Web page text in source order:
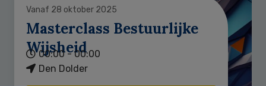
Vanaf 28 oktober 2025
Masterclass Bestuurlijke
Wijsheid
00:00 - 00:00
Den Dolder